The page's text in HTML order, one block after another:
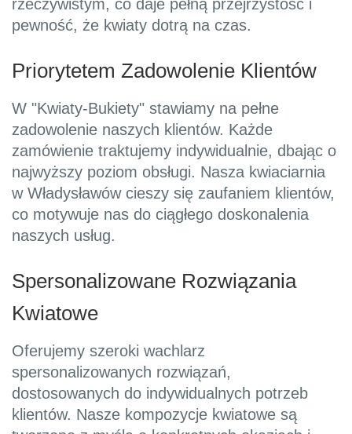
rzeczywistym, co daje pełną przejrzystość i
pewność, że kwiaty dotrą na czas.
Priorytetem Zadowolenie Klientów
W "Kwiaty-Bukiety" stawiamy na pełne
zadowolenie naszych klientów. Każde
zamówienie traktujemy indywidualnie, dbając o
najwyższy poziom obsługi. Nasza kwiaciarnia
w Władysławów cieszy się zaufaniem klientów,
co motywuje nas do ciągłego doskonalenia
naszych usług.
Spersonalizowane Rozwiązania
Kwiatowe
Oferujemy szeroki wachlarz
spersonalizowanych rozwiązań,
dostosowanych do indywidualnych potrzeb
klientów. Nasze kompozycje kwiatowe są